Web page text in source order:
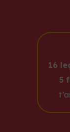
16
5